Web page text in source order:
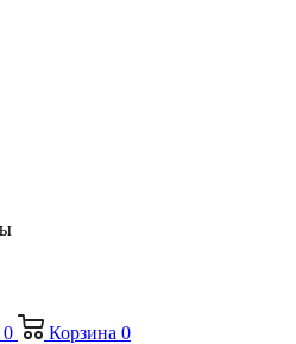
0 Корзина 0